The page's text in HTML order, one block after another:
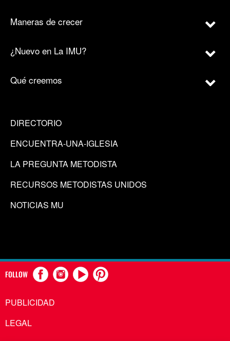
Maneras de crecer
¿Nuevo en La IMU?
Qué creemos
DIRECTORIO
ENCUENTRA-UNA-IGLESIA
LA PREGUNTA METODISTA
RECURSOS METODISTAS UNIDOS
NOTICIAS MU
FOLLOW
PUBLICIDAD
LEGAL